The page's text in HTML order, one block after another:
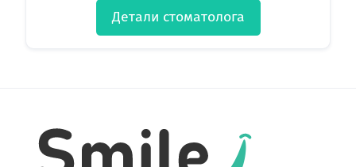
Детали стоматолога